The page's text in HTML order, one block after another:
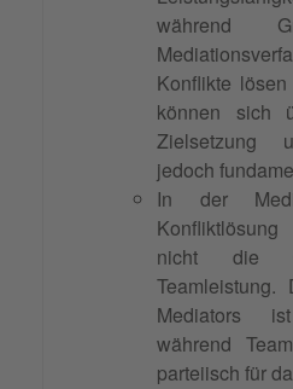
während
Konflikte
können sich
Zielsetzung
jedoch
In der
nicht die
Teamleistung.
Mediators
während
parteiisch für